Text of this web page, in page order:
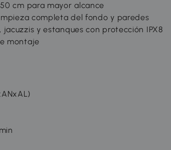
cm para mayor alcance
completa del fondo y paredes
y estanques con protección IPX8
montaje